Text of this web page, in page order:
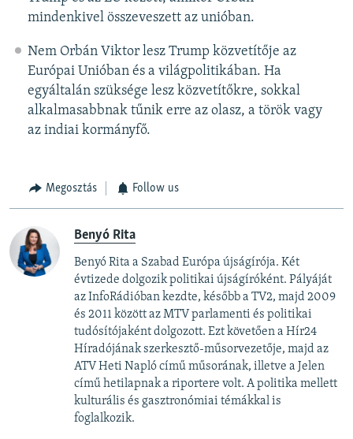
mindenkivel összeveszett az unióban.
Nem Orbán Viktor lesz Trump közvetítője az
Európai Unióban és a világpolitikában. Ha
egyáltalán szüksége lesz közvetítőkre, sokkal
alkalmasabbnak tűnik erre az olasz, a török vagy
az indiai kormányfő.
Megosztás Follow us
Benyó Rita
Benyó Rita a Szabad Európa újságírója. Két
évtizede dolgozik politikai újságíróként. Pályáját
az InfoRádióban kezdte, később a TV2, majd 2009
és 2011 között az MTV parlamenti és politikai
tudósítójaként dolgozott. Ezt követően a Hír24
Híradójának szerkesztő-műsorvezetője, majd az
ATV Heti Napló című műsorának, illetve a Jelen
című hetilapnak a riportere volt. A politika mellett
kulturális és gasztronómiai témákkal is
foglalkozik.